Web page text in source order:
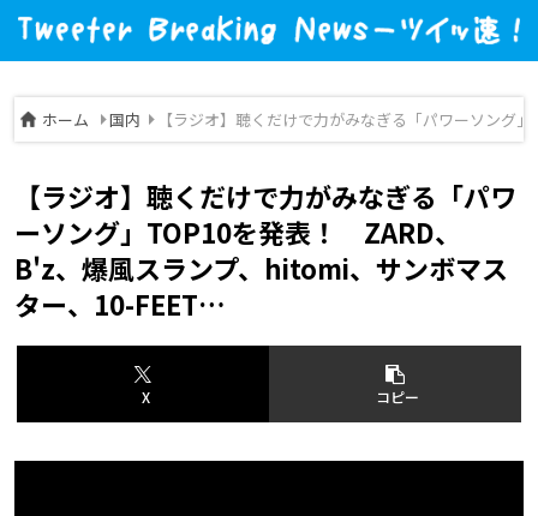
ホーム 国内 【ラジオ】聴くだけで力がみなぎる「パワーソン
【ラジオ】聴くだけで力がみなぎる「パワ
ーソング」TOP10を発表！ ZARD、
B'z、爆風スランプ、hitomi、サンボマス
ター、10-FEET…
X コピー